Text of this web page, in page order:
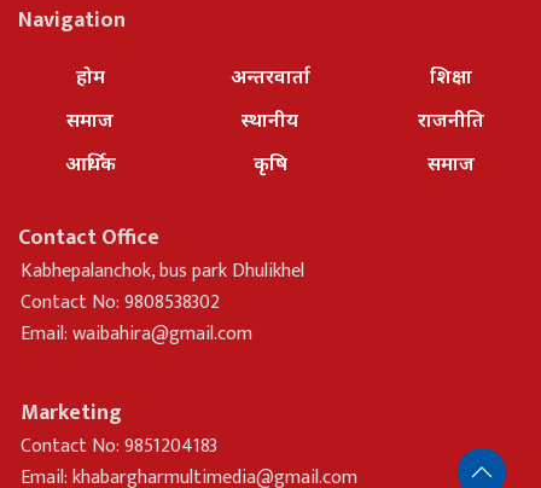
Navigation
होम
समाज
आर्थिक
अन्तरवार्ता
स्थानीय
कृषि
शिक्षा
राजनीति
समाज
Contact Office
Kabhepalanchok, bus park Dhulikhel
Contact No: 9808538302
Email:waibahira@gmail.com
Marketing
Contact No: 9851204183
Email:khabargharmultimedia@gmail.com